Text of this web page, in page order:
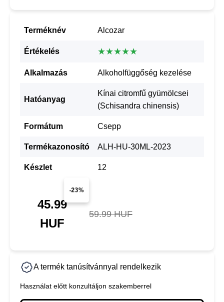
Terméknév Alcozar
Értékelés ★★★★★
Alkalmazás Alkoholfüggőség kezelése
Hatóanyag
Kínai citromfű gyümölcsei
(Schisandra chinensis)
Formátum Csepp
Termékazonosító ALH-HU-30ML-2023
Készlet 12
-23%
45.99
HUF
59.99 HUF
A termék tanúsítvánnyal rendelkezik
Használat előtt konzultáljon szakemberrel